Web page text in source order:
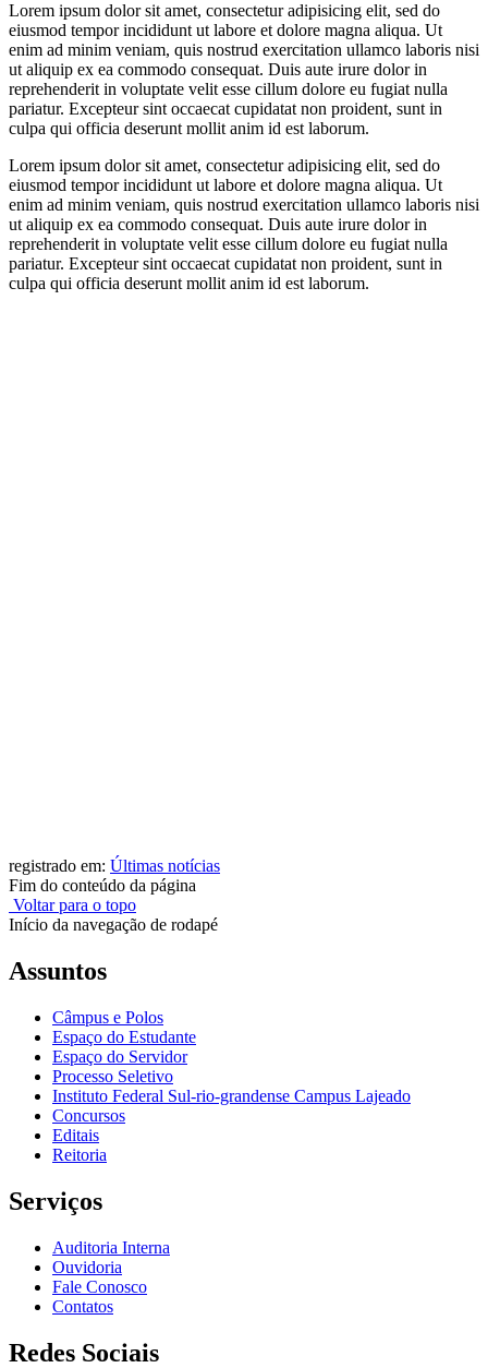
Lorem ipsum dolor sit amet, consectetur adipisicing elit, sed do
eiusmod tempor incididunt ut labore et dolore magna aliqua. Ut
enim ad minim veniam, quis nostrud exercitation ullamco laboris nisi
ut aliquip ex ea commodo consequat. Duis aute irure dolor in
reprehenderit in voluptate velit esse cillum dolore eu fugiat nulla
pariatur. Excepteur sint occaecat cupidatat non proident, sunt in
culpa qui officia deserunt mollit anim id est laborum.
Lorem ipsum dolor sit amet, consectetur adipisicing elit, sed do
eiusmod tempor incididunt ut labore et dolore magna aliqua. Ut
enim ad minim veniam, quis nostrud exercitation ullamco laboris nisi
ut aliquip ex ea commodo consequat. Duis aute irure dolor in
reprehenderit in voluptate velit esse cillum dolore eu fugiat nulla
pariatur. Excepteur sint occaecat cupidatat non proident, sunt in
culpa qui officia deserunt mollit anim id est laborum.
registrado em: Últimas notícias
Fim do conteúdo da página
Voltar para o topo
Início da navegação de rodapé
Assuntos
Câmpus e Polos
Espaço do Estudante
Espaço do Servidor
Processo Seletivo
Instituto Federal Sul-rio-grandense Campus Lajeado
Concursos
Editais
Reitoria
Serviços
Auditoria Interna
Ouvidoria
Fale Conosco
Contatos
Redes Sociais